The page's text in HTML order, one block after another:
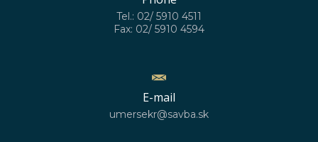
Tel.: 02/ 5910 4511
Fax: 02/ 5910 4594
E-mail
umersekr@savba.sk